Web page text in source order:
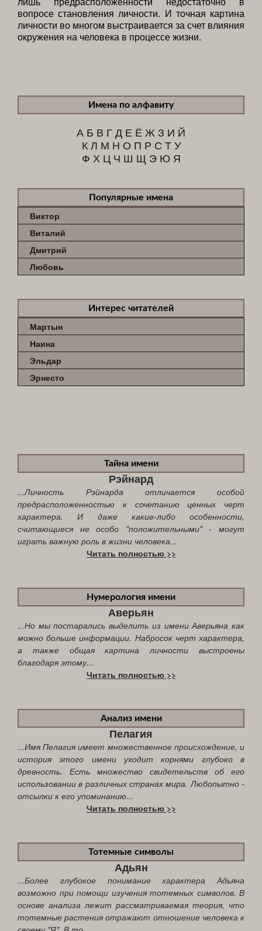
вопросе становления личности. И точная картина
личности во многом выстраивается за счет влияния
окружения на человека в процессе жизни.
Имена по алфавиту
А Б В ГД Е Ё Ж З И Й
К Л М Н О П Р С Т У
Ф Х Ц Ч Ш Щ Э Ю Я
Популярные имена
Виктор
Виталий
Дмитрий
Любовь
Интерес читателей
Мартын
Наина
Эльдар
Эрнесто
Тайна имени
Рэйнард
...Личность Рэйнарда отличается особой
предрасположенностью к сочетанию ценных черт
характера. И даже какие-либо особенности,
считающиеся не особо "положительными" - могут
играть важную роль в жизни человека...
Читать полностью >>
Нумерология имени
Аверьян
...Но мы постарались выделить из имени Аверьяна как
можно больше информации. Набросок черт характера,
а также общая картина личности выстроены
благодаря этому...
Читать полностью >>
Анализ имени
Пелагия
...Имя Пелагия имеет множественное происхождение, и
история этого имени уходит корнями глубоко в
древность. Есть множество свидетельств об его
использовании в различных странах мира. Любопытно -
отсылки к его упоминанию...
Читать полностью >>
Тотемные символы
Адьян
...Более глубокое понимание характера Адьяна
возможно при помощи изучения тотемных символов. В
основе анализа лежит рассматриваемая теория, что
тотемные растения отражают отношение человека к